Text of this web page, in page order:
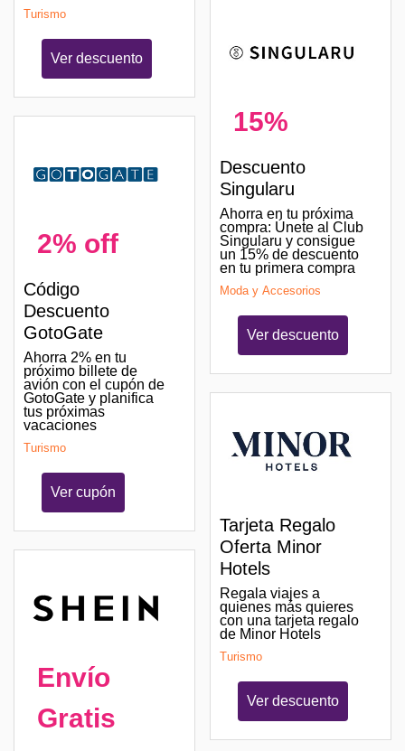
Turismo
Ver descuento
2% off
Código
Descuento
GotoGate
Ahorra 2% en tu
próximo billete de
avión con el cupón de
GotoGate y planifica
tus próximas
vacaciones
Turismo
Ver cupón
Envío
Gratis
15%
Descuento
Singularu
Ahorra en tu próxima
compra: Únete al Club
Singularu y consigue
un 15% de descuento
en tu primera compra
Moda y Accesorios
Ver descuento
Tarjeta Regalo
Oferta Minor
Hotels
Regala viajes a
quienes más quieres
con una tarjeta regalo
de Minor Hotels
Turismo
Ver descuento